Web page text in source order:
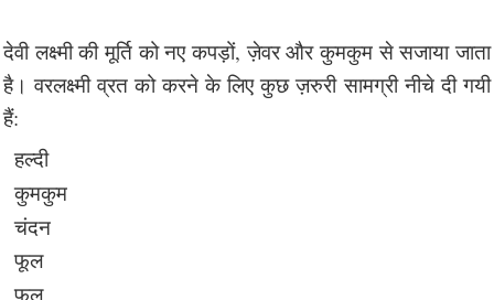
देवी लक्ष्मी की मूर्ति को नए कपड़ों, ज़ेवर और कुमकुम से सजाया जाता
है। वरलक्ष्मी व्रत को करने के लिए कुछ ज़रुरी सामग्री नीचे दी गयी
हैं:
हल्दी
कुमकुम
चंदन
फूल
फ़ल